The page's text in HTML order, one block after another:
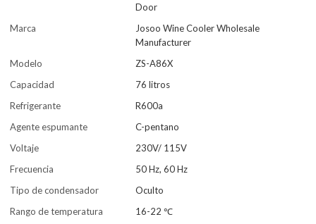
Door
Marca
Josoo Wine Cooler Wholesale
Manufacturer
Modelo
ZS-A86X
Capacidad
76 litros
Refrigerante
R600a
Agente espumante
C-pentano
Voltaje
230V/ 115V
Frecuencia
50 Hz, 60 Hz
Tipo de condensador
Oculto
Rango de temperatura
16-22 ℃